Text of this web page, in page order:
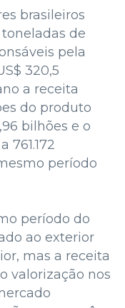
brasileiros
de
pela
320,5
a receita
do produto
bilhões e o
761.172
período
período do
ao exterior
mas a receita
valorização nos